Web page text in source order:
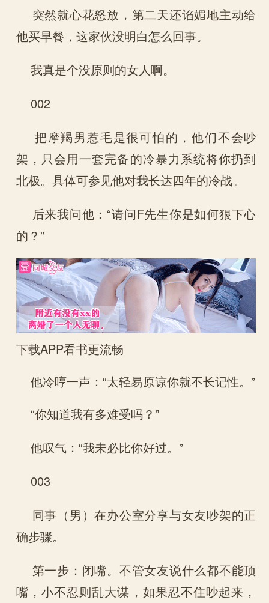
突然就心花怒放，第二天还谄媚地主动给
他买早餐，这家伙没明白怎么回事。
我真是个没原则的女人啊。
002
把摩羯男惹毛是很可怕的，他们不会吵
架，只会用一套完备的冷暴力系统将你扔到
北极。具体可参见他对我长达四年的冷战。
后来我问他：“请问F先生你是如何狠下心
的？”
下载APP看书更流畅
他冷哼一声：“太轻易原谅你就不长记性。”
“你知道我有多难受吗？”
他叹气：“我未必比你好过。”
003
同事（男）在办公室分享与女友吵架的正
确步骤。
第一步：闭嘴。不管女友说什么都不能顶
嘴，小不忍则乱大谋，如果忍不住吵起来，